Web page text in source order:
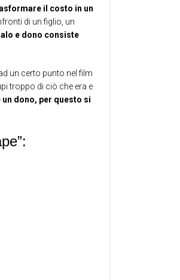
il costo in un
di un figlio, un
e dono consiste
un certo punto nel film
troppo di ciò che era e
dono, per questo si